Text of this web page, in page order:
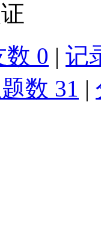
数 0 | 记
数 31 |